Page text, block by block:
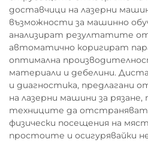
доставчици на лазерни
възможности за машинно
анализират резултатите
автоматично коригират
оптимална
материали и дебелини.
и диагностика, предлагани
на лазерни машини за рязане,
техниците да отстраняват
физически посещения на
простоите и осигурявайки